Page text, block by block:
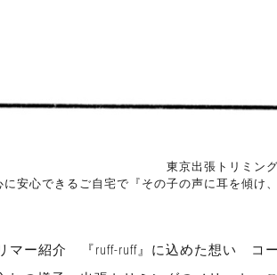
東京出張トリミン
に安心できるご自宅で『その子の声に耳を傾
マー紹介 『ruff-ruff』に込めた想い コ